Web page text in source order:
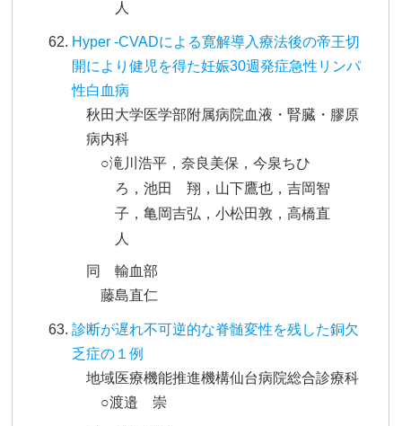
人
Hyper ‐CVADによる寛解導入療法後の帝王切
開により健児を得た妊娠30週発症急性リンパ
性白血病
秋田大学医学部附属病院血液・腎臓・膠原
病内科
○滝川浩平，奈良美保，今泉ちひ
ろ，池田 翔，山下鷹也，吉岡智
子，亀岡吉弘，小松田敦，高橋直
人
同 輸血部
藤島直仁
診断が遅れ不可逆的な脊髄変性を残した銅欠
乏症の１例
地域医療機能推進機構仙台病院総合診療科
○渡邉 崇